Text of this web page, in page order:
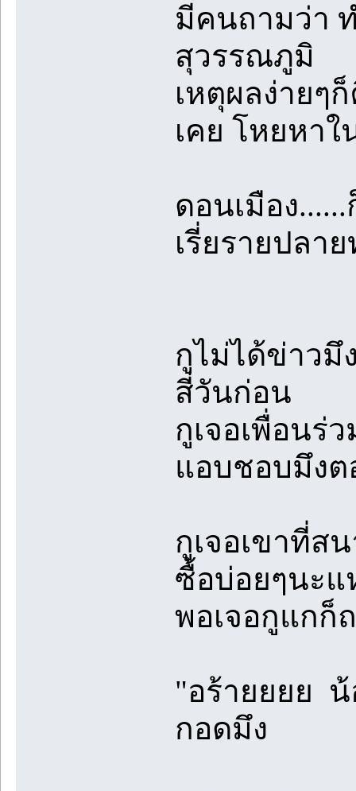
มีคนถามว่า
สุวรรณภูมิ
เหตุผลง่ายๆ
เคย โหยหา
ดอนเมือง
เรี่ยรายปลา
กูไม่ได้ข่าวมึ
สี่วันก่อน
กูเจอเพื่อนร่
แอบชอบมึง
กูเจอเขาที่ส
ซื้อบ่อยๆนะแ
พอเจอกูแกก็
"อร้ายยยย
กอดมึง